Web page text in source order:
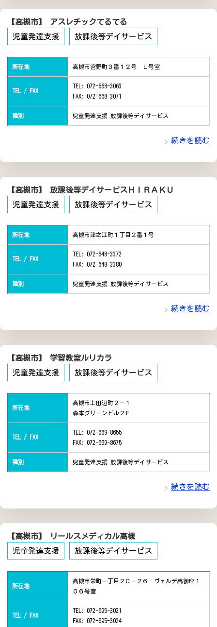
【高槻市】 アスレチックてるてる
児童発達支援
放課後等デイサービス
所在地 高槻市宮野町３番１２号 Ｌ号室
TEL / FAX
TEL: 072-668-3063
FAX: 072-668-3071
種別 児童発達支援 放課後等デイサービス
続きを読む
【高槻市】 放課後等デイサービスＨＩＲＡＫＵ
児童発達支援
放課後等デイサービス
所在地 高槻市津之江町１丁目２番１号
TEL / FAX
TEL: 072-648-3372
FAX: 072-648-3380
種別 児童発達支援 放課後等デイサービス
続きを読む
【高槻市】 学習教室ルリカラ
児童発達支援
放課後等デイサービス
所在地
高槻市上田辺町２－１
森本グリーンビル２Ｆ
TEL / FAX
TEL: 072-669-8655
FAX: 072-669-8675
種別 児童発達支援 放課後等デイサービス
続きを読む
【高槻市】 リールスメディカル高槻
児童発達支援
放課後等デイサービス
所在地
高槻市栄町一丁目２０－２６ ヴェルデ高御座１
０６号室
TEL / FAX
TEL: 072-695-3021
FAX: 072-695-3024